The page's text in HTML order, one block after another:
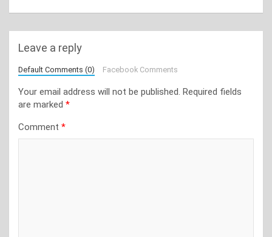
Leave a reply
Default Comments (0) Facebook Comments
Your email address will not be published. Required fields
are marked *
Comment *